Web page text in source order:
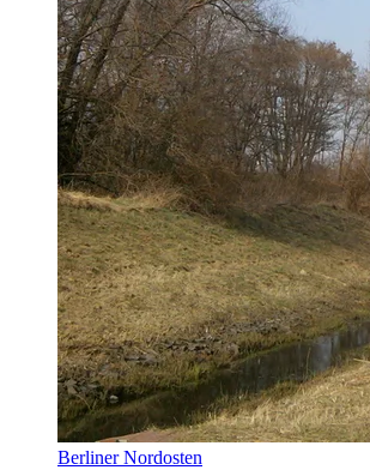
Berliner Nordosten